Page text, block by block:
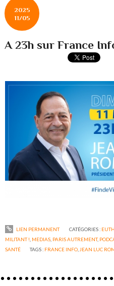
2025
11/05
A 23h sur France
LIEN PERMANENT CATÉGORIES :
MILITANT ! MEDIAS PARIS AUTREMENT,
SANTÉ
TAGS : FRANCE INFO JEAN LUC